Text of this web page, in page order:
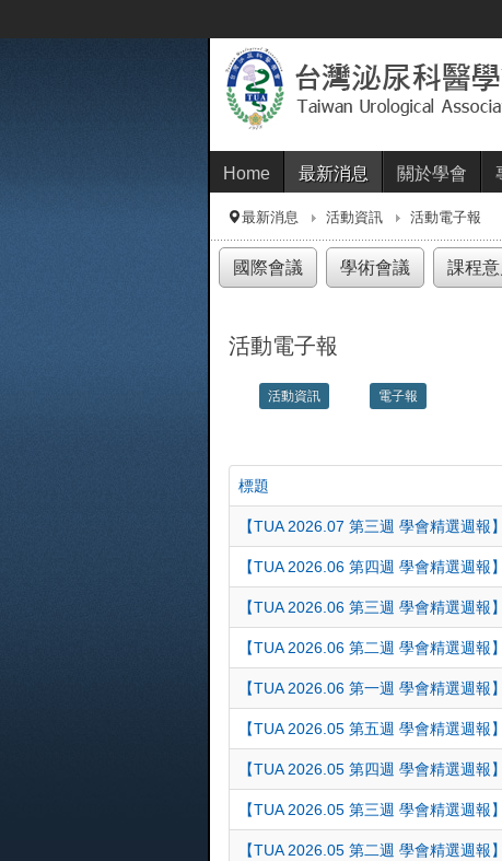
Home 最新消息 關於學會
最新消息 活動資訊 活動電子報
國際會議 學術會議 課程
活動電子報
活動資訊 電子報
標題
【TUA 2026.07 第三週 學會精選週報】
【TUA 2026.06 第四週 學會精選週報】
【TUA 2026.06 第三週 學會精選週報】
【TUA 2026.06 第二週 學會精選週報】
【TUA 2026.06 第一週 學會精選週報】
【TUA 2026.05 第五週 學會精選週報】
【TUA 2026.05 第四週 學會精選週報】
【TUA 2026.05 第三週 學會精選週報】
【TUA 2026.05 第二週 學會精選週報】